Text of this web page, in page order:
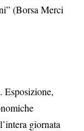
(Borsa Merci
Esposizione,
giornata